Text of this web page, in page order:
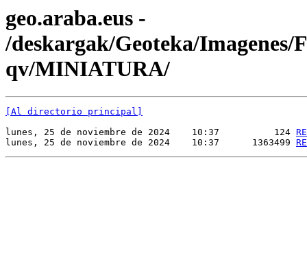
geo.araba.eus -
/deskargak/Geoteka/Imagenes/
qv/MINIATURA/
[Al directorio principal]
lunes, 25 de noviembre de 2024    10:37          124
lunes, 25 de noviembre de 2024    10:37      1363499